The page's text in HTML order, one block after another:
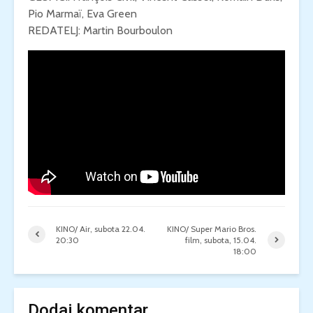
Pio Marmaï, Eva Green
REDATELJ: Martin Bourboulon
KINO/ Air, subota 22.04.
20:30
KINO/ Super Mario Bros.
film, subota, 15.04.
18:00